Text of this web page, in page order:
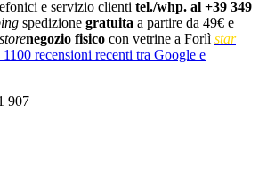
e servizio clienti tel./whp. al +39 349
spedizione gratuita a partire da 49€ e
storenegozio fisico con vetrine a Forlì star
recensioni recenti tra Google e
907